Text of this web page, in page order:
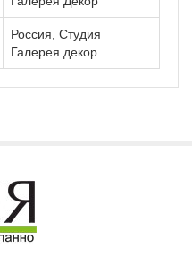
Россия, Студия
Галерея декор